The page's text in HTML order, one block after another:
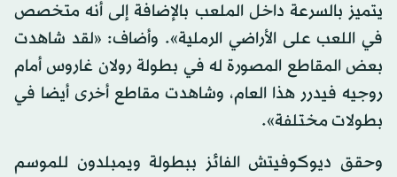
يتميز بالسرعة داخل الملعب بالإضافة إلى أنه متخصص
في اللعب على الأراضي الرملية». وأضاف: «لقد شاهدت
بعض المقاطع المصورة له في بطولة رولان غاروس أمام
روجيه فيدرر هذا العام، وشاهدت مقاطع أخرى أيضا في
بطولات مختلفة».
وحقق ديوكوفيتش الفائز ببطولة ويمبلدون للموسم